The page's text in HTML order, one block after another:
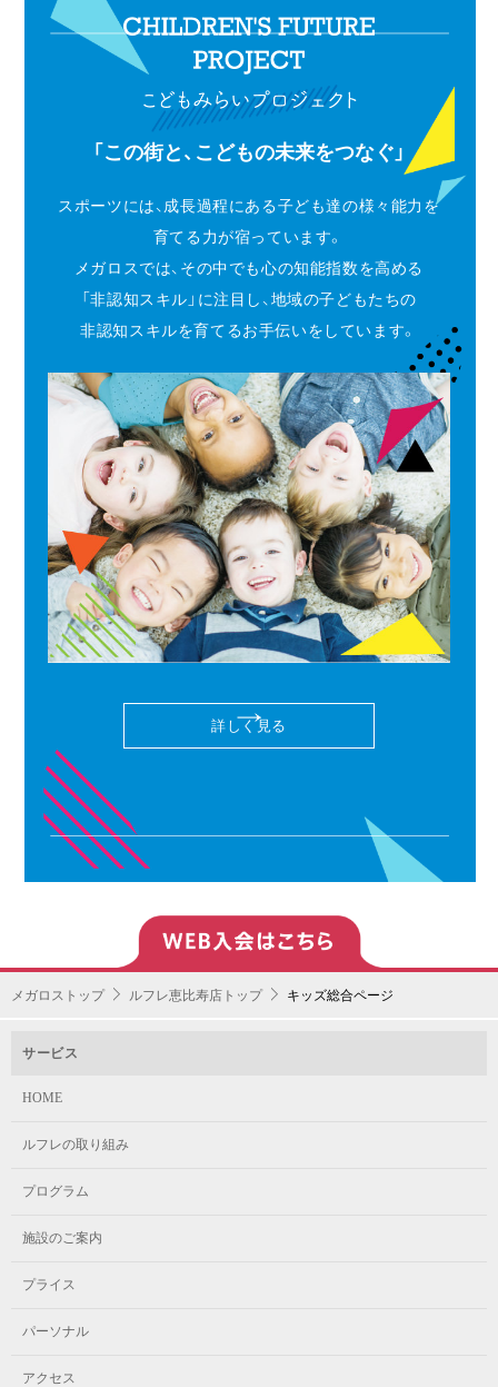
「この街と、こどもの未来をつなぐ」
スポーツには、成長過程にある子ども達の様々能力を
育てる力が宿っています。
メガロスでは、その中でも心の知能指数を高める
「非認知スキル」に注目し、地域の子どもたちの
非認知スキルを育てるお手伝いをしています。
詳しく見る
メガロストップ ルフレ恵比寿店トップ キッズ総合ページ
サービス
HOME
ルフレの取り組み
プログラム
施設のご案内
プライス
パーソナル
アクセス